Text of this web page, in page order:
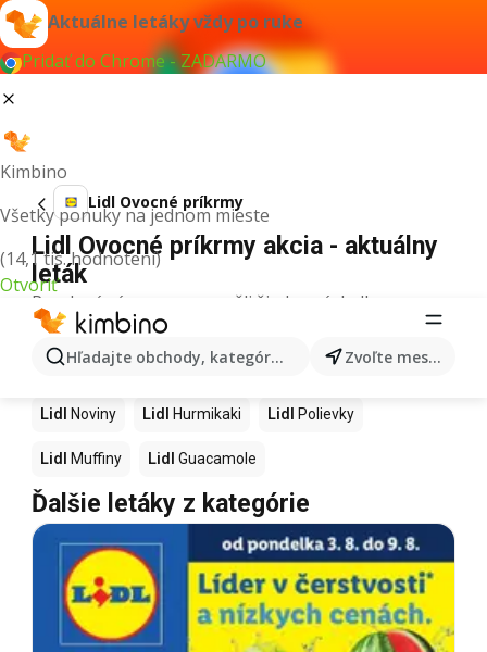
Aktuálne letáky vždy po ruke
Pridať do Chrome - ZADARMO
Kimbino
Všetky ponuky na jednom mieste
(14,1 tis. hodnotení)
Otvoriť
Hľadajte obchody, kategórie, produkty... Zvoľte mesto
Lidl Ovocné príkrmy
Lidl Ovocné príkrmy akcia - aktuálny
leták
Pre daný výraz sme nenašli žiadne výsledky.
Ďalšie produkty v obchodoch Lidl
Lidl Kapor Ashwagandha Nintendo Switch
Lidl Noviny Lidl Hurmikaki Lidl Polievky
Lidl Muffiny Lidl Guacamole
Ďalšie letáky z kategórie